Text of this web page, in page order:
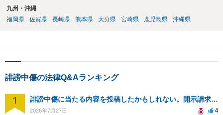
九州・沖縄
福岡県
佐賀県 長崎県 熊本県 大分県 宮崎県 鹿児島県 沖縄県
誹謗中傷の法律Q&Aランキング
1 誹謗中傷に当たる内容を投稿したかもしれない。開示請求や民事刑事裁判に発展しうるのか教えて欲しい。
2026年7月27日 4